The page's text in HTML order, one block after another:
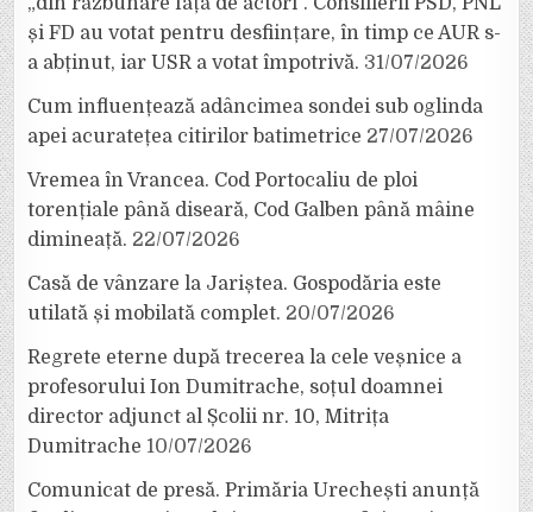
și FD au votat pentru desființare, în timp ce AUR s-
a abținut, iar USR a votat împotrivă. 31/07/2026
Cum influențează adâncimea sondei sub oglinda
apei acuratețea citirilor batimetrice 27/07/2026
Vremea în Vrancea. Cod Portocaliu de ploi
torențiale până diseară, Cod Galben până mâine
dimineață. 22/07/2026
Casă de vânzare la Jariștea. Gospodăria este
utilată și mobilată complet. 20/07/2026
Regrete eterne după trecerea la cele veșnice a
profesorului Ion Dumitrache, soțul doamnei
director adjunct al Școlii nr. 10, Mitrița
Dumitrache 10/07/2026
Comunicat de presă. Primăria Urechești anunță